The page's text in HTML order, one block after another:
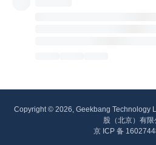
Copyright © 2026, Geekbang Technology
股（北京）有限
京 ICP 备